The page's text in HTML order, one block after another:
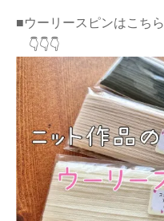
■ウーリースピンはこちら
👇👇👇